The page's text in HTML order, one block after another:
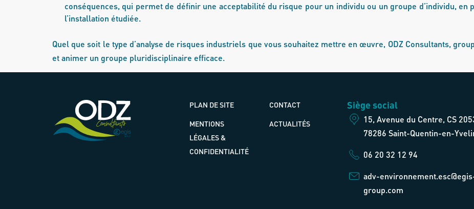
conséquences, qui permet de définir une acceptabilité du risque pour un individu ou un groupe d’individu,
l’installation étudiée.
Quel que soit le type d’analyse de risques industriels que vous souhaitez mettre en œuvre, ODZ Consultants,
et animer un groupe pluridisciplinaire efficace.
PLAN DE SITE
MENTIONS
LÉGALES &
CONFIDENTIALITÉ
CONTACT
ACTUALITÉS
Siège social
15, Avenue du Centre, CS
78286 Saint-Quentin-en-
06 20 32 12 94
adv-
group.com